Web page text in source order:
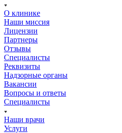
О клинике
Наши миссия
Лицензии
Партнеры
Отзывы
Специалисты
Реквизиты
Надзорные органы
Вакансии
Вопросы и ответы
Специалисты
Наши врачи
Услуги